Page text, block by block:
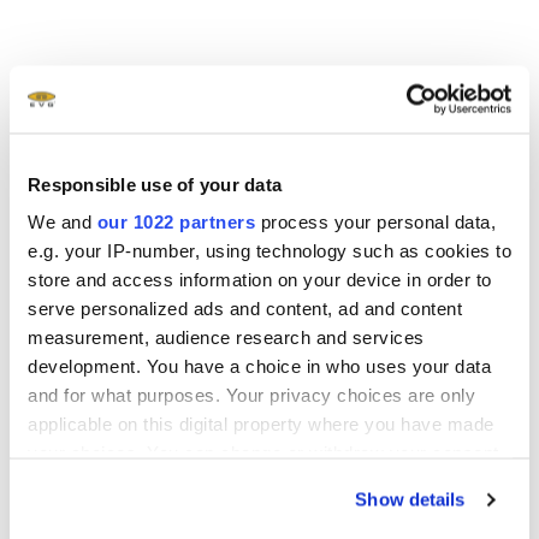
Responsible use of your data
We and our 1022 partners process your personal data,
e.g. your IP-number, using technology such as cookies to
store and access information on your device in order to
serve personalized ads and content, ad and content
measurement, audience research and services
development. You have a choice in who uses your data
and for what purposes. Your privacy choices are only
applicable on this digital property where you have made
Show details
Über EV Group (EVG):
Marktführer für Präzisionsanlagen und Prozesslösungen
zur Waferbearbeitung in der Halbleiterindustrie,
Mikrosystemtechnik und Nanotechnologie. Zu den
Kernprodukten gehören Waferbonder, Systeme zur
Dünnwafer-Bearbeitung, Lithographie- und
Nanoprägelithographie-Systeme sowie Fotoresist-Belacker,
Reinigungs- und Metrologiesysteme. Das 1980 gegründete
Unternehmen mit Hauptsitz in St. Florian am Inn (Austria)
beschäftigt mehr als 850 Mitarbeiter und betreut mit
Produktionskunden und R&D-Partner in aller Welt. Für